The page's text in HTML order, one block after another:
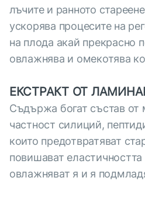
лъчите и ранното
ускорява процесите на
на плода акай прекрасно
овлажнява и омекотява
ЕКСТРАКТ ОТ
Съдържа богат състав от
частност силиций,
които предотвратяват
повишават еластичността
овлажняват я и я